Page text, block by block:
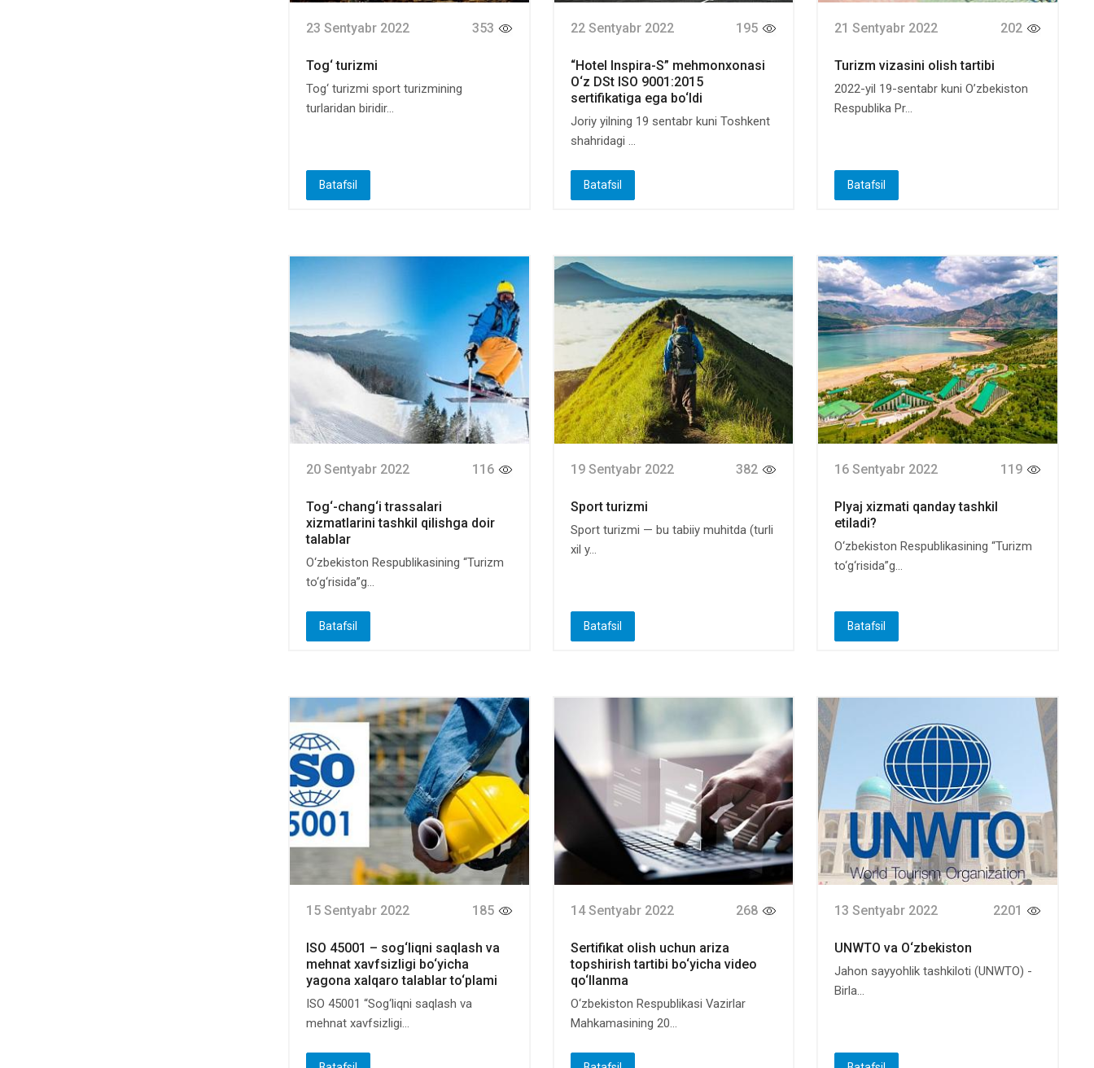
23 Sentyabr 2022 353
Tog‘ turizmi
Tog‘ turizmi sport turizmining
turlaridan biridir...
Batafsil
22 Sentyabr 2022 195
“Hotel Inspira-S” mehmonxonasi
O‘z DSt ISO 9001:2015
sertifikatiga ega bo‘ldi
Joriy yilning 19 sentabr kuni Toshkent
shahridagi ...
Batafsil
21 Sentyabr 2022 202
Turizm vizasini olish tartibi
2022-yil 19-sentabr kuni O’zbekiston
Respublika Pr...
Batafsil
20 Sentyabr 2022 116
Tog‘-chang‘i trassalari
xizmatlarini tashkil qilishga doir
talablar
O‘zbekiston Respublikasining “Turizm
to‘g‘risida”g...
Batafsil
19 Sentyabr 2022 382
Sport turizmi
Sport turizmi — bu tabiiy muhitda (turli
xil y...
Batafsil
16 Sentyabr 2022 119
Plyaj xizmati qanday tashkil
etiladi?
O‘zbekiston Respublikasining “Turizm
to‘g‘risida”g...
Batafsil
15 Sentyabr 2022 185
ISO 45001 – sog‘liqni saqlash va
mehnat xavfsizligi bo‘yicha
yagona xalqaro talablar to‘plami
ISO 45001 “Sog‘liqni saqlash va
mehnat xavfsizligi...
14 Sentyabr 2022 268
Sertifikat olish uchun ariza
topshirish tartibi bo‘yicha video
qo‘llanma
O‘zbekiston Respublikasi Vazirlar
Mahkamasining 20...
13 Sentyabr 2022 2201
UNWTO va O‘zbekiston
Jahon sayyohlik tashkiloti (UNWTO) -
Birla...